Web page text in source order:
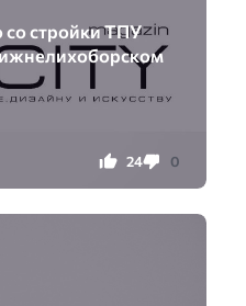
со стройки ТПУ
24 0